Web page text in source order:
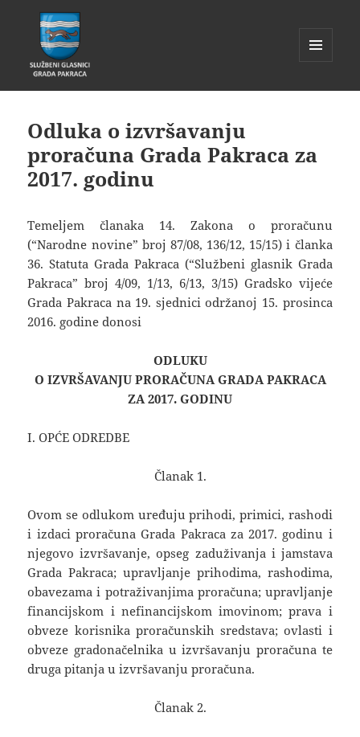
WIDGETI
Odluka o izvršavanju
proračuna Grada Pakraca za
2017. godinu
Temeljem članaka 14. Zakona o proračunu
(“Narodne novine” broj 87/08, 136/12, 15/15) i članka
36. Statuta Grada Pakraca (“Službeni glasnik Grada
Pakraca” broj 4/09, 1/13, 6/13, 3/15) Gradsko vijeće
Grada Pakraca na 19. sjednici održanoj 15. prosinca
2016. godine donosi
ODLUKU
O IZVRŠAVANJU PRORAČUNA GRADA PAKRACA
ZA 2017. GODINU
I. OPĆE ODREDBE
Članak 1.
Ovom se odlukom uređuju prihodi, primici, rashodi
i izdaci proračuna Grada Pakraca za 2017. godinu i
njegovo izvršavanje, opseg zaduživanja i jamstava
Grada Pakraca; upravljanje prihodima, rashodima,
obavezama i potraživanjima proračuna; upravljanje
financijskom i nefinancijskom imovinom; prava i
obveze korisnika proračunskih sredstava; ovlasti i
obveze gradonačelnika u izvršavanju proračuna te
druga pitanja u izvršavanju proračuna.
Članak 2.